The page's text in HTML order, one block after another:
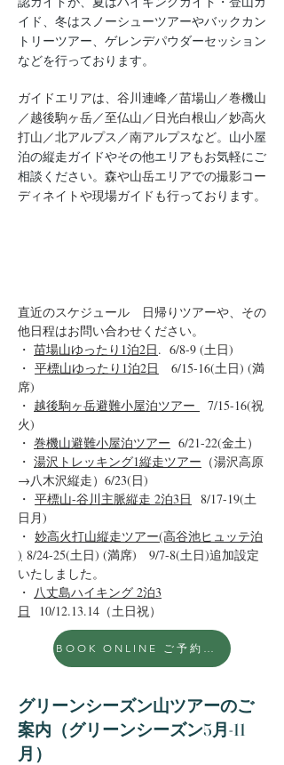
イド、冬はスノーシューツアーやバックカン
トリーツアー、ゲレンデパウダーセッション
などを行っております。
ガイドエリアは、谷川連峰／苗場山／巻機山
／越後駒ヶ岳／至仏山／日光白根山／妙高火
打山／北アルプス／南アルプスなど。 山小屋
泊の縦走ガイドやその他エリアもお気軽にご
相談ください。 森や山岳エリアでの撮影コー
ディネイトや現場ガイドも行っております。
直近のスケジュール 日帰りツアーや、その
他日程はお問い合わせください。
・ 苗場山ゆったり1泊2日. 6/8-9 (土日)
・ 平標山ゆったり1泊2日 6/15-16(土日) (満
席)
・ 越後駒ヶ岳避難小屋泊ツアー
7/15-16(祝
火)
・ 巻機山避難小屋泊ツアー 6/21-22(金土）
・ 湯沢トレッキング1縦走ツアー （湯沢高原
→八木沢縦走） 6/23(日)
・ 平標山-谷川主脈縦走 2泊3日
8/17-19(土
日月)
・ 妙高火打山縦走ツアー(高谷池ヒュッテ泊
) 8/24-25(土日) (満席) 9/7-8(土日)追加設定
いたしました。
・ 八丈島ハイキング 2泊3
日
10/12.13.14（土日祝）
グリーンシーズン山ツアーのご
案内（グリーンシーズン5月-11
月）